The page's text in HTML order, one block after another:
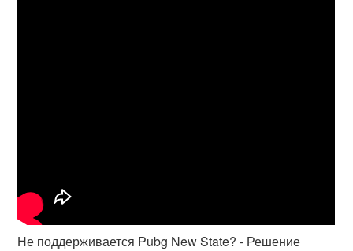
Не поддерживается Pubg New State? - Решение